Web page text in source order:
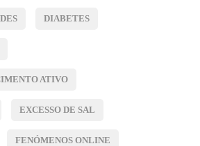
DIABETES
ATIVO
EXCESSO DE SAL
FENÓMENOS ONLINE